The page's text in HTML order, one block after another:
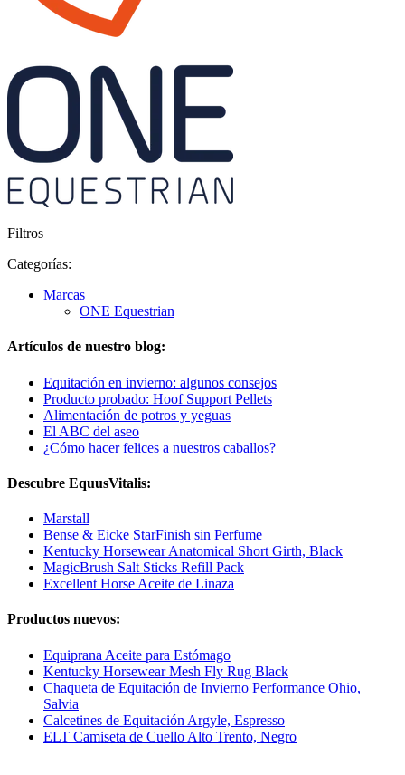
Filtros
Categorías:
Marcas
ONE Equestrian
Artículos de nuestro blog:
Equitación en invierno: algunos consejos
Producto probado: Hoof Support Pellets
Alimentación de potros y yeguas
El ABC del aseo
¿Cómo hacer felices a nuestros caballos?
Descubre EquusVitalis:
Marstall
Bense & Eicke StarFinish sin Perfume
Kentucky Horsewear Anatomical Short Girth, Black
MagicBrush Salt Sticks Refill Pack
Excellent Horse Aceite de Linaza
Productos nuevos:
Equiprana Aceite para Estómago
Kentucky Horsewear Mesh Fly Rug Black
Chaqueta de Equitación de Invierno Performance Ohio,
Salvia
Calcetines de Equitación Argyle, Espresso
ELT Camiseta de Cuello Alto Trento, Negro